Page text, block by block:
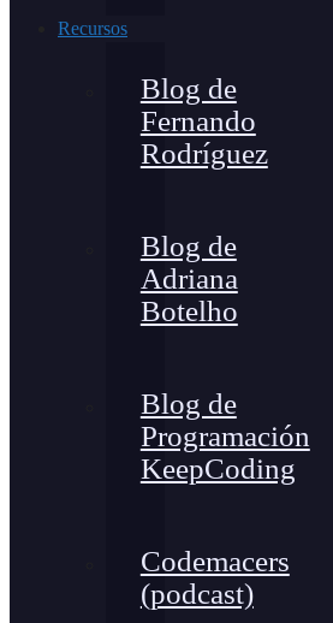
Recursos
Blog de
Fernando
Rodríguez
Blog de
Adriana
Botelho
Blog de
Programación
KeepCoding
Codemacers
(podcast)